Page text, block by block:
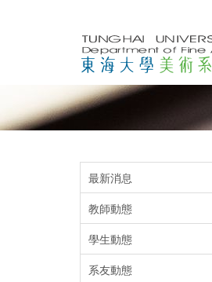
最新消息
教師動態
學生動態
系友動態